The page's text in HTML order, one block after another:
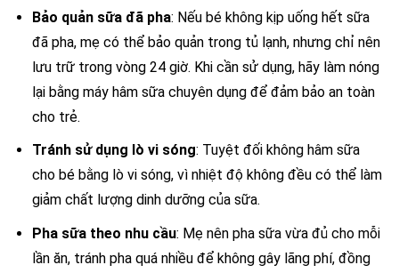
Bảo quản sữa đã pha: Nếu bé không kịp uống hết sữa
đã pha, mẹ có thể bảo quản trong tủ lạnh, nhưng chỉ nên
lưu trữ trong vòng 24 giờ. Khi cần sử dụng, hãy làm nóng
lại bằng máy hâm sữa chuyên dụng để đảm bảo an toàn
cho trẻ.
Tránh sử dụng lò vi sóng: Tuyệt đối không hâm sữa
cho bé bằng lò vi sóng, vì nhiệt độ không đều có thể làm
giảm chất lượng dinh dưỡng của sữa.
Pha sữa theo nhu cầu: Mẹ nên pha sữa vừa đủ cho mỗi
lần ăn, tránh pha quá nhiều để không gây lãng phí, đồng